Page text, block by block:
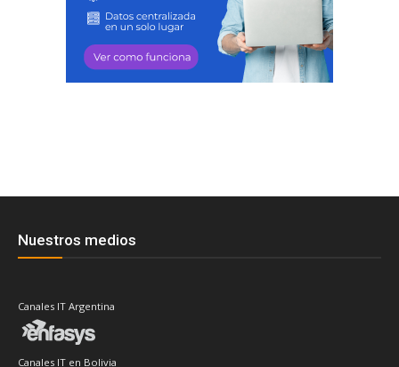
Nuestros medios
Canales IT Argentina
Canales IT en Bolivia